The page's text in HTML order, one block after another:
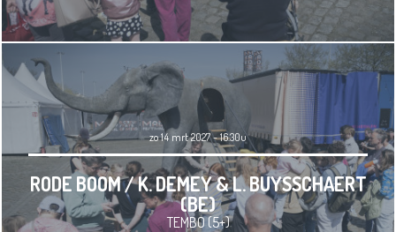
zo 14 mrt 2027 - 16.30u
RODE BOOM / K. DEMEY & L. BUYSSCHAERT
(BE)
TEMBO (5+)